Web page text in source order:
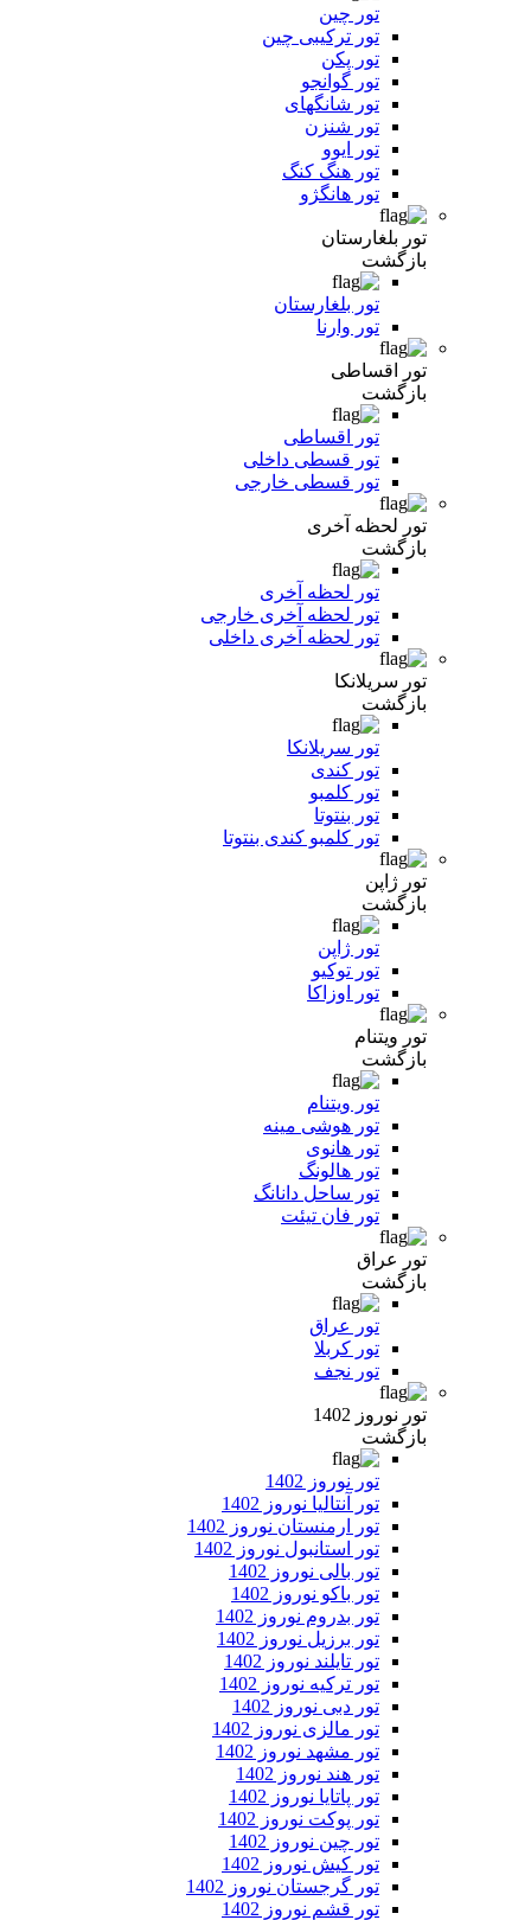
تور چین
تور ترکیبی چین
تور پکن
تور گوانجو
تور شانگهای
تور شنزن
تور ایوو
تور هنگ کنگ
تور هانگژو
تور بلغارستان
بازگشت
تور بلغارستان
تور وارنا
تور اقساطی
بازگشت
تور اقساطی
تور قسطی داخلی
تور قسطی خارجی
تور لحظه آخری
بازگشت
تور لحظه آخری
تور لحظه آخری خارجی
تور لحظه آخری داخلی
تور سریلانکا
بازگشت
تور سریلانکا
تور کندی
تور کلمبو
تور بنتوتا
تور کلمبو کندی بنتوتا
تور ژاپن
بازگشت
تور ژاپن
تور توکیو
تور اوزاکا
تور ویتنام
بازگشت
تور ویتنام
تور هوشی مینه
تور هانوی
تور هالونگ
تور ساحل دانانگ
تور فان تیئت
تور عراق
بازگشت
تور عراق
تور کربلا
تور نجف
تور نوروز 1402
بازگشت
تور نوروز 1402
تور آنتالیا نوروز 1402
تور ارمنستان نوروز 1402
تور استانبول نوروز 1402
تور بالی نوروز 1402
تور باکو نوروز 1402
تور بدروم نوروز 1402
تور برزیل نوروز 1402
تور تایلند نوروز 1402
تور ترکیه نوروز 1402
تور دبی نوروز 1402
تور مالزی نوروز 1402
تور مشهد نوروز 1402
تور هند نوروز 1402
تور پاتایا نوروز 1402
تور پوکت نوروز 1402
تور چین نوروز 1402
تور کیش نوروز 1402
تور گرجستان نوروز 1402
تور قشم نوروز 1402